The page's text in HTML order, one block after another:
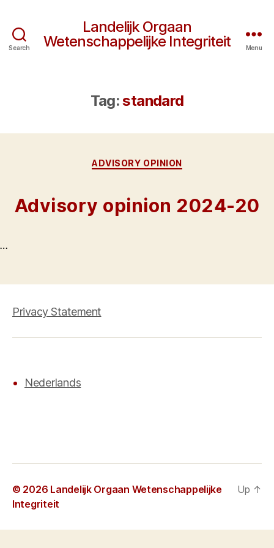
Search
Landelijk Orgaan
Wetenschappelijke Integriteit
Menu
Tag:standard
Categories
ADVISORY OPINION
Advisory opinion 2024-20
…
Privacy Statement
Nederlands
© 2026 Landelijk Orgaan Wetenschappelijke
Integriteit
Up ↑